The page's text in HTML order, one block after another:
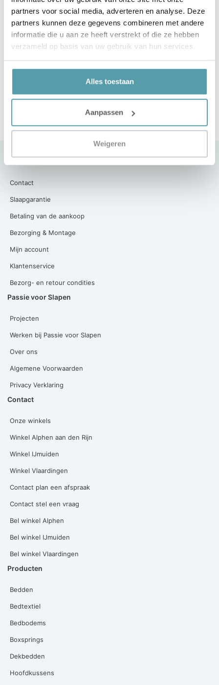
partners voor social media, adverteren en analyse. Deze
partners kunnen deze gegevens combineren met andere
informatie die u aan ze heeft verstrekt of die ze hebben
verzameld op basis van uw gebruik van hun services.
Alles toestaan
Aanpassen
Weigeren
Contact
Slaapgarantie
Betaling van de aankoop
Bezorging & Montage
Mijn account
Klantenservice
Bezorg- en retour condities
Passie voor Slapen
Projecten
Werken bij Passie voor Slapen
Over ons
Algemene Voorwaarden
Privacy Verklaring
Contact
Onze winkels
Winkel Alphen aan den Rijn
Winkel IJmuiden
Winkel Vlaardingen
Contact plan een afspraak
Contact stel een vraag
Bel winkel Alphen
Bel winkel IJmuiden
Bel winkel Vlaardingen
Producten
Bedden
Bedtextiel
Bedbodems
Boxsprings
Dekbedden
Hoofdkussens